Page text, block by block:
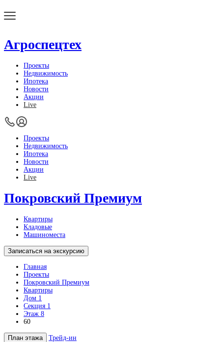
Агроспецтех
Проекты
Недвижимость
Ипотека
Новости
Акции
Live
Проекты
Недвижимость
Ипотека
Новости
Акции
Live
Покровский Премиум
Квартиры
Кладовые
Машиноместа
Записаться на экскурсию
Главная
Проекты
Покровский Премиум
Квартиры
Дом 1
Секция 1
Этаж 8
60
План этажа Трейд-ин